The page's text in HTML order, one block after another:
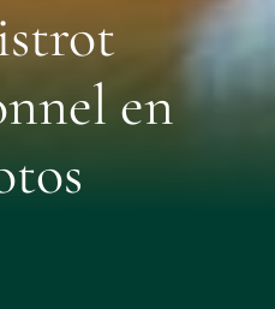
en